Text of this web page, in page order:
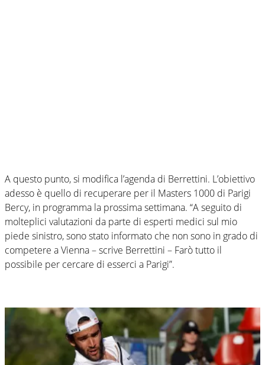
A questo punto, si modifica l’agenda di Berrettini. L’obiettivo
adesso è quello di recuperare per il Masters 1000 di Parigi
Bercy, in programma la prossima settimana. “A seguito di
molteplici valutazioni da parte di esperti medici sul mio
piede sinistro, sono stato informato che non sono in grado di
competere a Vienna – scrive Berrettini – Farò tutto il
possibile per cercare di esserci a Parigi”.